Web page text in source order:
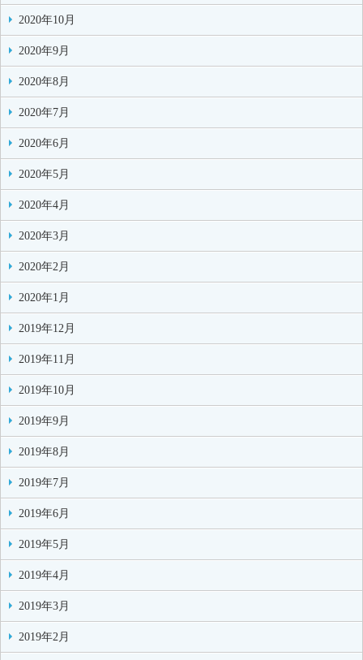
2020年10月
2020年9月
2020年8月
2020年7月
2020年6月
2020年5月
2020年4月
2020年3月
2020年2月
2020年1月
2019年12月
2019年11月
2019年10月
2019年9月
2019年8月
2019年7月
2019年6月
2019年5月
2019年4月
2019年3月
2019年2月